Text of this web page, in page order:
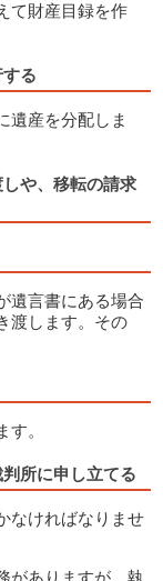
て財産目録を作
る
遺産を分配しま
や、移転の請求
遺言書にある場合
渡します。その
。
所に申し立てる
なければなりませ